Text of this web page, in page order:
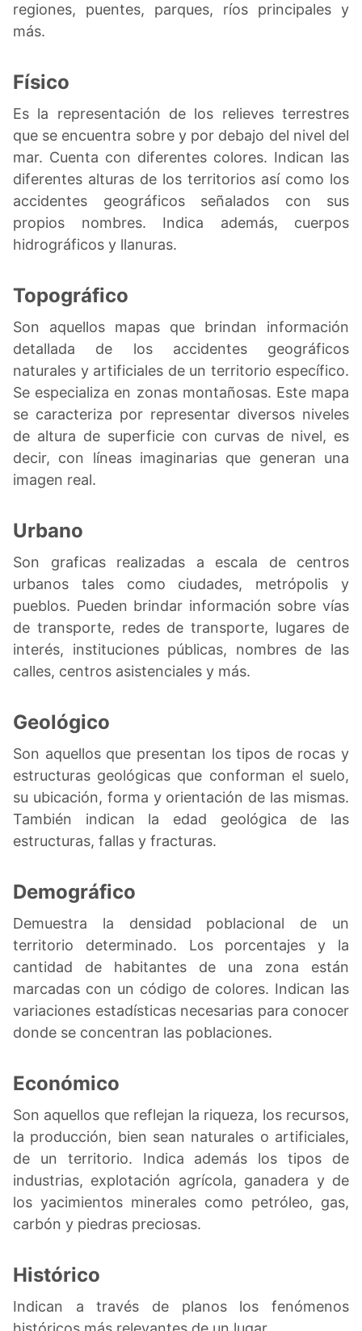
regiones, puentes, parques, ríos principales y
más.
Físico
Es la representación de los relieves terrestres
que se encuentra sobre y por debajo del nivel del
mar. Cuenta con diferentes colores. Indican las
diferentes alturas de los territorios así como los
accidentes geográficos señalados con sus
propios nombres. Indica además, cuerpos
hidrográficos y llanuras.
Topográfico
Son aquellos mapas que brindan información
detallada de los accidentes geográficos
naturales y artificiales de un territorio específico.
Se especializa en zonas montañosas. Este mapa
se caracteriza por representar diversos niveles
de altura de superficie con curvas de nivel, es
decir, con líneas imaginarias que generan una
imagen real.
Urbano
Son graficas realizadas a escala de centros
urbanos tales como ciudades, metrópolis y
pueblos. Pueden brindar información sobre vías
de transporte, redes de transporte, lugares de
interés, instituciones públicas, nombres de las
calles, centros asistenciales y más.
Geológico
Son aquellos que presentan los tipos de rocas y
estructuras geológicas que conforman el suelo,
su ubicación, forma y orientación de las mismas.
También indican la edad geológica de las
estructuras, fallas y fracturas.
Demográfico
Demuestra la densidad poblacional de un
territorio determinado. Los porcentajes y la
cantidad de habitantes de una zona están
marcadas con un código de colores. Indican las
variaciones estadísticas necesarias para conocer
donde se concentran las poblaciones.
Económico
Son aquellos que reflejan la riqueza, los recursos,
la producción, bien sean naturales o artificiales,
de un territorio. Indica además los tipos de
industrias, explotación agrícola, ganadera y de
los yacimientos minerales como petróleo, gas,
carbón y piedras preciosas.
Histórico
Indican a través de planos los fenómenos